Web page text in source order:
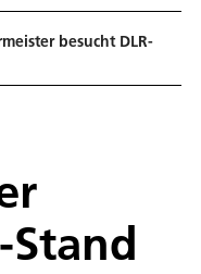
besucht DLR-
Stand